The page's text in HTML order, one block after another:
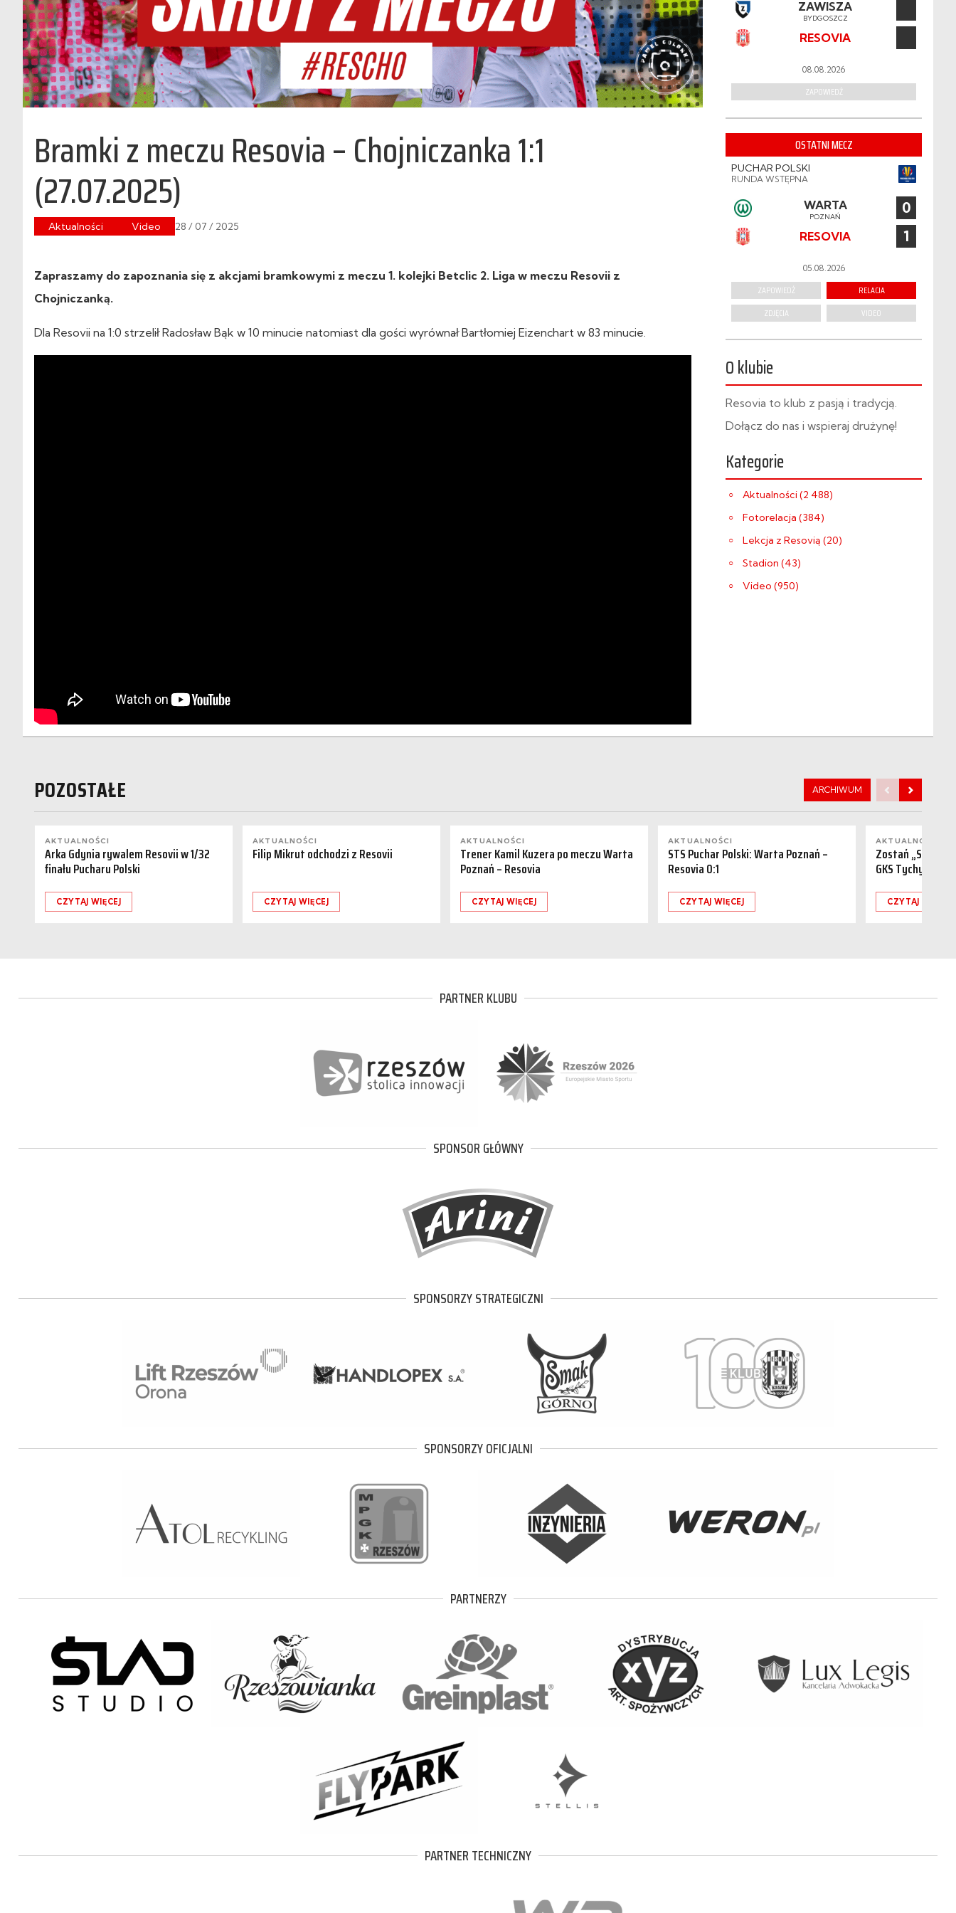
Bramki z meczu Resovia – Chojniczanka 1:1
(27.07.2025)
Aktualności Video 28 / 07 / 2025
Zapraszamy do zapoznania się z akcjami bramkowymi z meczu 1. kolejki Betclic 2. Liga w meczu Resovii z
Chojniczanką.
Dla Resovii na 1:0 strzelił Radosław Bąk w 10 minucie natomiast dla gości wyrównał Bartłomiej Eizenchart w 83 minucie.
ZAWISZA
BYDGOSZCZ
RESOVIA
08.08.2026
ZAPOWIEDŹ
OSTATNI MECZ
PUCHAR POLSKI
RUNDA WSTĘPNA
WARTA
POZNAŃ 0
RESOVIA 1
05.08.2026
ZAPOWIEDŹ
RELACJA
ZDJĘCIA
VIDEO
O klubie
Resovia to klub z pasją i tradycją.
Dołącz do nas i wspieraj drużynę!
Kategorie
Aktualności (2 488)
Fotorelacja (384)
Lekcja z Resovią (20)
Stadion (43)
Video (950)
POZOSTAŁE ARCHIWUM
AKTUALNOŚCI
Arka Gdynia rywalem Resovii w 1/32
finału Pucharu Polski
CZYTAJ WIĘCEJ
AKTUALNOŚCI
Filip Mikrut odchodzi z Resovii
CZYTAJ WIĘCEJ
AKTUALNOŚCI
Trener Kamil Kuzera po meczu Warta
Poznań – Resovia
CZYTAJ WIĘCEJ
AKTUALNOŚCI
STS Puchar Polski: Warta Poznań –
Resovia 0:1
CZYTAJ WIĘCEJ
AKTUALNOŚCI
Zostań
GKS Tychy
CZYTAJ WIĘCEJ
PARTNER KLUBU
SPONSOR GŁÓWNY
SPONSORZY STRATEGICZNI
SPONSORZY OFICJALNI
PARTNERZY
PARTNER TECHNICZNY